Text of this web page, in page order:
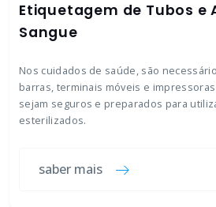
Etiquetagem de Tubos e
Sangue
Nos cuidados de saúde, são
barras, terminais móveis e
sejam seguros e preparados para
esterilizados.
saber mais